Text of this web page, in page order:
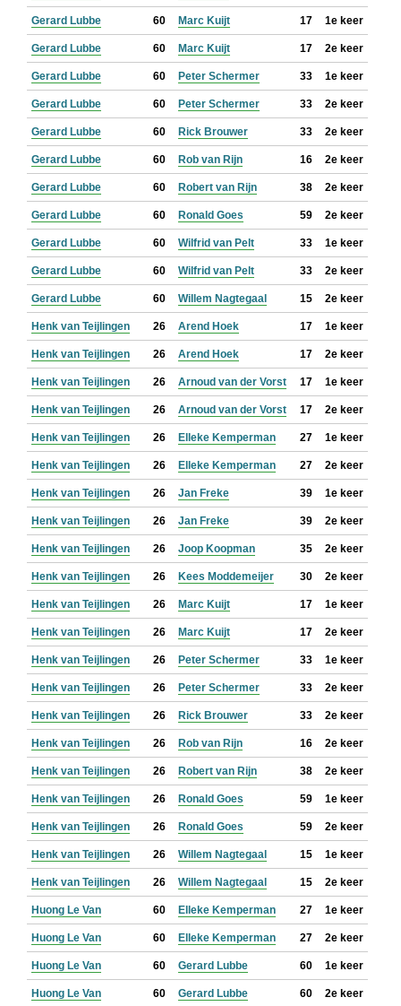
Gerard Lubbe 60 Marc Kuijt 17 1e keer
Gerard Lubbe 60 Marc Kuijt 17 2e keer
Gerard Lubbe 60 Peter Schermer 33 1e keer
Gerard Lubbe 60 Peter Schermer 33 2e keer
Gerard Lubbe 60 Rick Brouwer 33 2e keer
Gerard Lubbe 60 Rob van Rijn 16 2e keer
Gerard Lubbe 60 Robert van Rijn 38 2e keer
Gerard Lubbe 60 Ronald Goes 59 2e keer
Gerard Lubbe 60 Wilfrid van Pelt 33 1e keer
Gerard Lubbe 60 Wilfrid van Pelt 33 2e keer
Gerard Lubbe 60 Willem Nagtegaal 15 2e keer
Henk van Teijlingen 26 Arend Hoek 17 1e keer
Henk van Teijlingen 26 Arend Hoek 17 2e keer
Henk van Teijlingen 26 Arnoud van der Vorst 17 1e keer
Henk van Teijlingen 26 Arnoud van der Vorst 17 2e keer
Henk van Teijlingen 26 Elleke Kemperman 27 1e keer
Henk van Teijlingen 26 Elleke Kemperman 27 2e keer
Henk van Teijlingen 26 Jan Freke 39 1e keer
Henk van Teijlingen 26 Jan Freke 39 2e keer
Henk van Teijlingen 26 Joop Koopman 35 2e keer
Henk van Teijlingen 26 Kees Moddemeijer 30 2e keer
Henk van Teijlingen 26 Marc Kuijt 17 1e keer
Henk van Teijlingen 26 Marc Kuijt 17 2e keer
Henk van Teijlingen 26 Peter Schermer 33 1e keer
Henk van Teijlingen 26 Peter Schermer 33 2e keer
Henk van Teijlingen 26 Rick Brouwer 33 2e keer
Henk van Teijlingen 26 Rob van Rijn 16 2e keer
Henk van Teijlingen 26 Robert van Rijn 38 2e keer
Henk van Teijlingen 26 Ronald Goes 59 1e keer
Henk van Teijlingen 26 Ronald Goes 59 2e keer
Henk van Teijlingen 26 Willem Nagtegaal 15 1e keer
Henk van Teijlingen 26 Willem Nagtegaal 15 2e keer
Huong Le Van 60 Elleke Kemperman 27 1e keer
Huong Le Van 60 Elleke Kemperman 27 2e keer
Huong Le Van 60 Gerard Lubbe 60 1e keer
Huong Le Van 60 Gerard Lubbe 60 2e keer